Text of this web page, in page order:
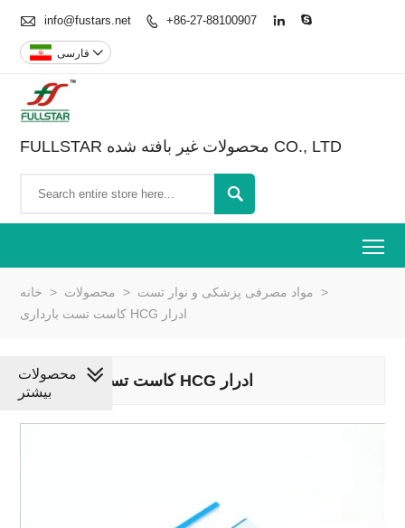
 info@fustars.net  +86-27-88100907  
فارسی 
FULLSTAR محصولات غیر بافته شده CO., LTD

خانه > محصولات > مواد مصرفی پزشکی و نوار تست >
کاست تست بارداری HCG ادرار
کاست تست بارداری HCG ادرار
محصولات
بیشتر